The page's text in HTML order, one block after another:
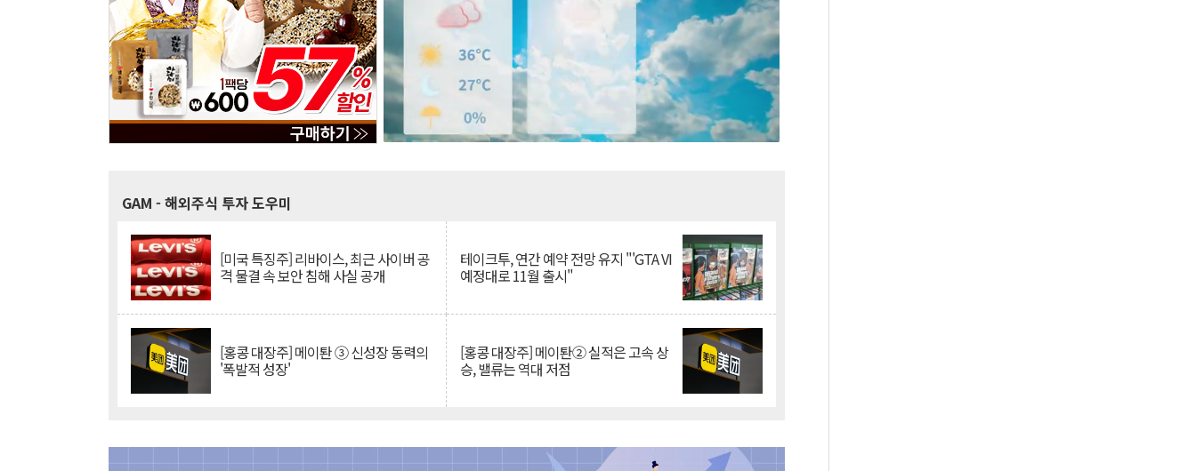
GAM - 해외주식 투자 도우미
[미국 특징주] 리바이스, 최근 사이버 공
격 물결 속 보안 침해 사실 공개
테이크투, 연간 예약 전망 유지 "'GTA VI
예정대로 11월 출시"
[홍콩 대장주] 메이퇀 ③ 신성장 동력의
'폭발적 성장'
[홍콩 대장주] 메이퇀② 실적은 고속 상
승, 밸류는 역대 저점